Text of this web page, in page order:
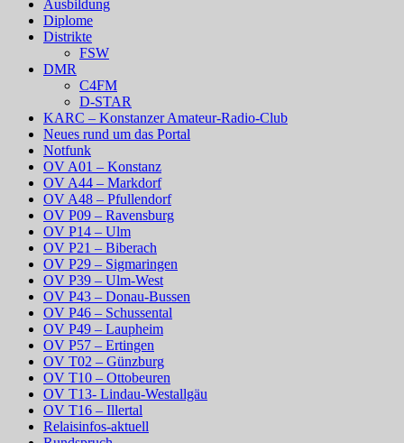
Ausbildung
Diplome
Distrikte
FSW
DMR
C4FM
D-STAR
KARC – Konstanzer Amateur-Radio-Club
Neues rund um das Portal
Notfunk
OV A01 – Konstanz
OV A44 – Markdorf
OV A48 – Pfullendorf
OV P09 – Ravensburg
OV P14 – Ulm
OV P21 – Biberach
OV P29 – Sigmaringen
OV P39 – Ulm-West
OV P43 – Donau-Bussen
OV P46 – Schussental
OV P49 – Laupheim
OV P57 – Ertingen
OV T02 – Günzburg
OV T10 – Ottobeuren
OV T13- Lindau-Westallgäu
OV T16 – Illertal
Relaisinfos-aktuell